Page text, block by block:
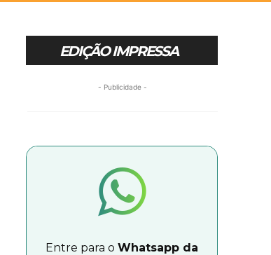
EDIÇÃO IMPRESSA
- Publicidade -
Entre para o Whatsapp da